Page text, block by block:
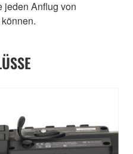
jeden Anflug von